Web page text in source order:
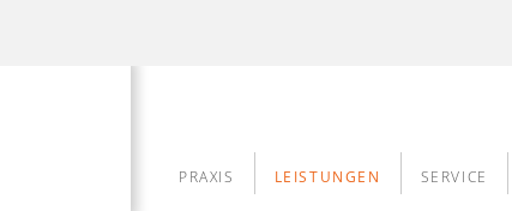
PRAXIS LEISTUNGEN SERVICE